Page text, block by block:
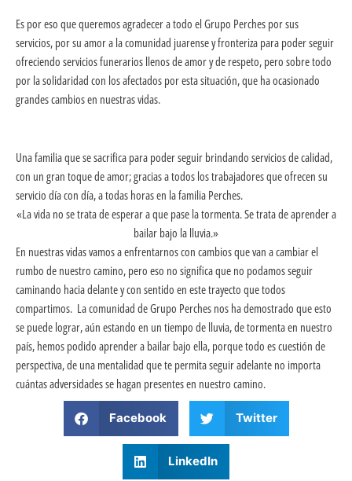
Es por eso que queremos agradecer a todo el Grupo Perches por sus
servicios, por su amor a la comunidad juarense y fronteriza para poder seguir
ofreciendo servicios funerarios llenos de amor y de respeto, pero sobre todo
por la solidaridad con los afectados por esta situación, que ha ocasionado
grandes cambios en nuestras vidas.
Una familia que se sacrifica para poder seguir brindando servicios de calidad,
con un gran toque de amor; gracias a todos los trabajadores que ofrecen su
servicio día con día, a todas horas en la familia Perches.
«La vida no se trata de esperar a que pase la tormenta. Se trata de aprender a
bailar bajo la lluvia.»
En nuestras vidas vamos a enfrentarnos con cambios que van a cambiar el
rumbo de nuestro camino, pero eso no significa que no podamos seguir
caminando hacia delante y con sentido en este trayecto que todos
compartimos. La comunidad de Grupo Perches nos ha demostrado que esto
se puede lograr, aún estando en un tiempo de lluvia, de tormenta en nuestro
país, hemos podido aprender a bailar bajo ella, porque todo es cuestión de
perspectiva, de una mentalidad que te permita seguir adelante no importa
cuántas adversidades se hagan presentes en nuestro camino.
Facebook Twitter
LinkedIn